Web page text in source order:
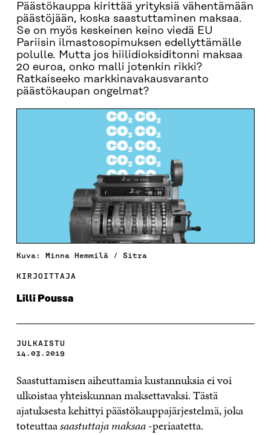
Päästökauppa kirittää yrityksiä vähentämään
päästöjään, koska saastuttaminen maksaa.
Se on myös keskeinen keino viedä EU
Pariisin ilmastosopimuksen edellyttämälle
polulle. Mutta jos hiilidioksiditonni maksaa
20 euroa, onko malli jotenkin rikki?
Ratkaiseeko markkinavakausvaranto
päästökaupan ongelmat?
Kuva: Minna Hemmilä / Sitra
KIRJOITTAJA
Lilli Poussa
JULKAISTU
14.03.2019
Saastuttamisen aiheuttamia kustannuksia ei voi
ulkoistaa yhteiskunnan maksettavaksi. Tästä
ajatuksesta kehittyi päästökauppajärjestelmä, joka
toteuttaasaastuttaja maksaa-periaatetta.